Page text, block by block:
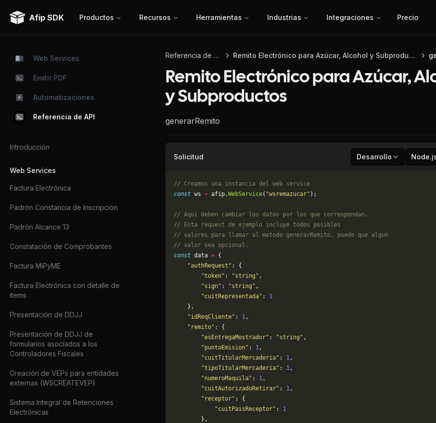
Afip SDK Productos Recursos Herramientas Industrias Integraciones Precio
Web Services
Emitir PDF
Automatizaciones
Referencia de API
Introducción
Web Services
Factura Electrónica
Padrón Constancia de Inscripción
Padrón Alcance 13
Constatación de Comprobantes
Factura MiPyME
Factura Electrónica con detalle de
items
Presentación de DDJJ
Presentación de DDJJ de
formularios asociados a los
Controladores Fiscales
Creación de VEPs para entidades
externas (WSCREATEVEP)
Sistema Integral de Retenciones
Electrónicas
Referencia de API Remito Electrónico para Azúcar, Alcohol y Subproductos
Remito Electrónico para Azúcar,
y Subproductos
generarRemito
Solicitud Desarrollo
// Creamos una instancia del web service
const ws = afip.WebService( "wsremazucar" );
// Aqui deben cambiar los datos por los que correspondan.
// Esta request de ejemplo incluye todos posibles
// valores para llamar al metodo generarRemito, puede que algun
// valor sea opcional.
const data = {
    "authRequest"
: {
        "token"
: "string" ,
        "sign"
: "string" ,
        "cuitRepresentada"
: 1
    },
    "idReqCliente"
: 1,
    "remito"
: {
        "esEntregaMostrador"
: "string" ,
        "puntoEmision"
: 1,
        "cuitTitularMercaderia"
: 1,
        "tipoTitularMercaderia"
: 1,
        "numeroMaquila"
: 1,
        "cuitAutorizadoRetirar"
: 1,
        "receptor"
: {
            "cuitPaisReceptor"
: 1
        },